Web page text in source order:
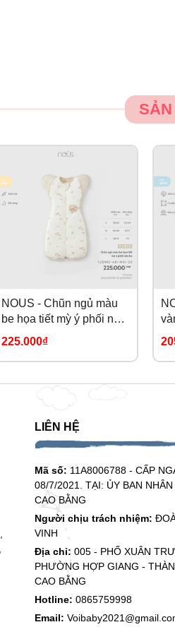
NOUS - Chũn ngủ màu
be họa tiết mỳ ý phối nâu
be S
225.000₫
LIÊN HỆ
Mã số: 11A8006788 - CẤP
08/7/2021. TẠI: ỦY BAN
CAO BẰNG
Người chịu trách nhiệm:
VINH
Địa chỉ: 005 - PHỐ XUÂN
PHƯỜNG HỢP GIANG -
CAO BẰNG
Hotline: 0865759998
Email: